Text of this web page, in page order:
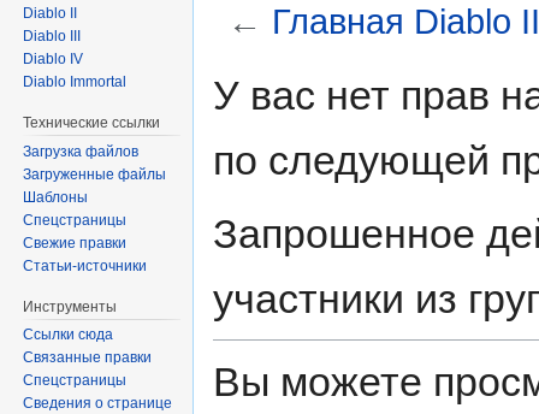
← Главная Diablo II
У вас нет прав
по следующей
Запрошенное
участники из
Вы можете
Diablo II
Diablo III
Diablo IV
Diablo Immortal
Технические ссылки
Загрузка файлов
Загруженные файлы
Шаблоны
Спецстраницы
Свежие правки
Статьи-источники
Инструменты
Ссылки сюда
Связанные правки
Спецстраницы
Сведения о странице